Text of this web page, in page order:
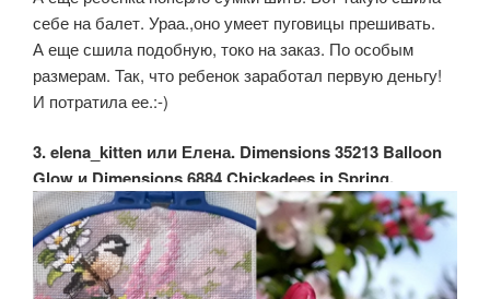
себе на балет. Ураа.,оно умеет пуговицы прешивать.
А еще сшила подобную, токо на заказ. По особым
размерам. Так, что ребенок заработал первую деньгу!
И потратила ее.:-)
3. elena_kitten или Елена. Dimensions 35213 Balloon
Glow и Dimensions 6884 Chickadees in Spring.